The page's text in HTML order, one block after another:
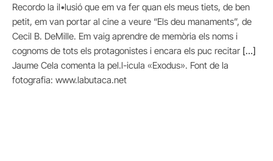
Recordo la il•lusió que em va fer quan els meus tiets, de ben
petit, em van portar al cine a veure “Els deu manaments”, de
Cecil B. DeMille. Em vaig aprendre de memòria els noms i
cognoms de tots els protagonistes i encara els puc recitar […]
Jaume Cela comenta la pel.l-icula «Exodus». Font de la
fotografia: www.labutaca.net